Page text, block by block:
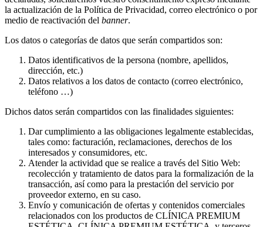
la actualización de la Política de Privacidad, correo electrónico o por
medio de reactivación del banner.
Los datos o categorías de datos que serán compartidos son:
Datos identificativos de la persona (nombre, apellidos,
dirección, etc.)
Datos relativos a los datos de contacto (correo electrónico,
teléfono …)
Dichos datos serán compartidos con las finalidades siguientes:
Dar cumplimiento a las obligaciones legalmente establecidas,
tales como: facturación, reclamaciones, derechos de los
interesados y consumidores, etc.
Atender la actividad que se realice a través del Sitio Web:
recolección y tratamiento de datos para la formalización de la
transacción, así como para la prestación del servicio por
proveedor externo, en su caso.
Envío y comunicación de ofertas y contenidos comerciales
relacionados con los productos de CLÍNICA PREMIUM